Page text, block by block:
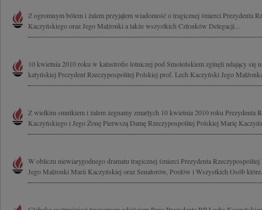
Z ogromnym bólem i żalem przyjąłem wiadomość o tragicznej śmierci Prezydenta
Kaczyńskiego oraz Jego Małżonki a także wszystkich Członków Delegacji...
10 kwietnia 2010 roku w katastrofie lotniczej pod Smoleńskiem zginęli udający się
katyńskiej Prezydent Rzeczypospolitej Polskiej prof. Lech Kaczyński Jego
Z wielkim smutkiem i żalem żegnamy zmarłych 10 kwietnia 2010 roku Prezydenta
Kaczyńskiego i Jego Żonę Pierwszą Damę Rzeczypospolitej Polskiej Marię
W obliczu niewiarygodnego dramatu tragicznej śmierci Prezydenta
Jego Małżonki Marii Kaczyńskiej oraz Senatorów, Posłów i Wszystkich Osób